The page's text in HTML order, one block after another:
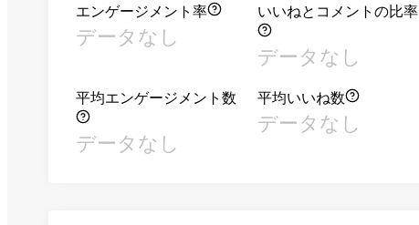
エンゲージメント率
データなし
いいねとコメントの比率
データなし
平均エンゲージメント数
データなし
平均いいね数
データなし